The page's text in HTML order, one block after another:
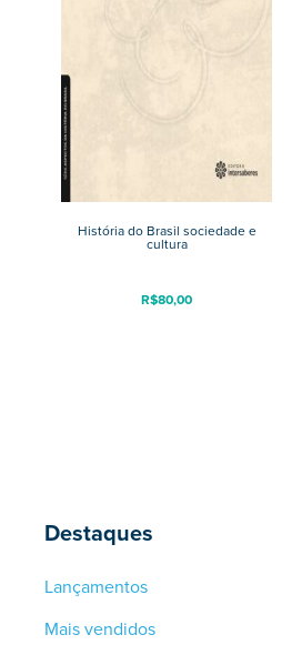
Destaques
Lançamentos
Mais vendidos
História do Brasil sociedade e
cultura
R$80,00